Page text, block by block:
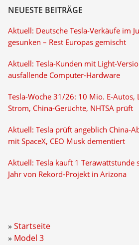
NEUESTE BEITRÄGE
Aktuell: Deutsche Tesla-Verkäufe im
gesunken – Rest Europas gemischt
Aktuell: Tesla-Kunden mit Light-
ausfallende Computer-Hardware
Tesla-Woche 31/26: 10 Mio. E-Autos,
Strom, China-Gerüchte, NHTSA prüft
Aktuell: Tesla prüft angeblich China-
mit SpaceX, CEO Musk dementiert
Aktuell: Tesla kauft 1 Terawattstunde
Jahr von Rekord-Projekt in Arizona
Startseite
Model 3